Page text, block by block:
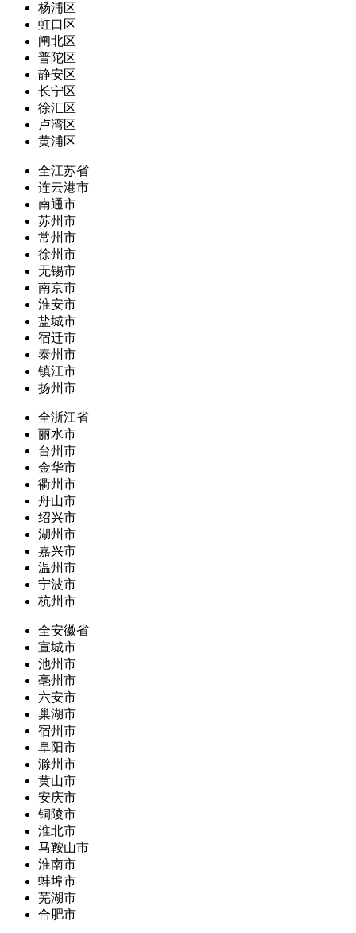
杨浦区
虹口区
闸北区
普陀区
静安区
长宁区
徐汇区
卢湾区
黄浦区
全江苏省
连云港市
南通市
苏州市
常州市
徐州市
无锡市
南京市
淮安市
盐城市
宿迁市
泰州市
镇江市
扬州市
全浙江省
丽水市
台州市
金华市
衢州市
舟山市
绍兴市
湖州市
嘉兴市
温州市
宁波市
杭州市
全安徽省
宣城市
池州市
亳州市
六安市
巢湖市
宿州市
阜阳市
滁州市
黄山市
安庆市
铜陵市
淮北市
马鞍山市
淮南市
蚌埠市
芜湖市
合肥市